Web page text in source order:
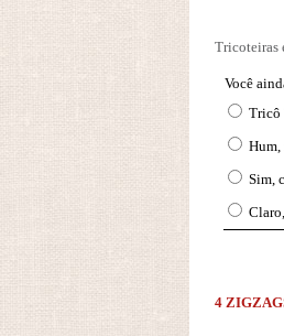
Tricoteiras
Você
Tricô
Hum,
Sim,
4